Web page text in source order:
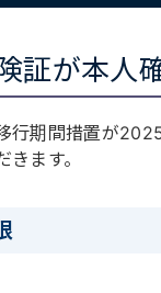
証が本人
行期間措置が
ます。